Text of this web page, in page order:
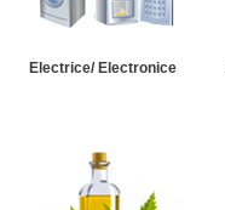
Electrice/ Electronice